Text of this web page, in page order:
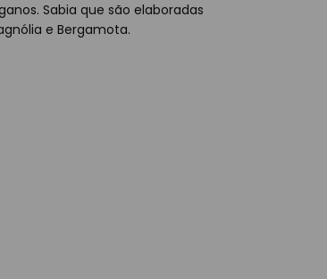
Sabia que são elaboradas
e Bergamota.